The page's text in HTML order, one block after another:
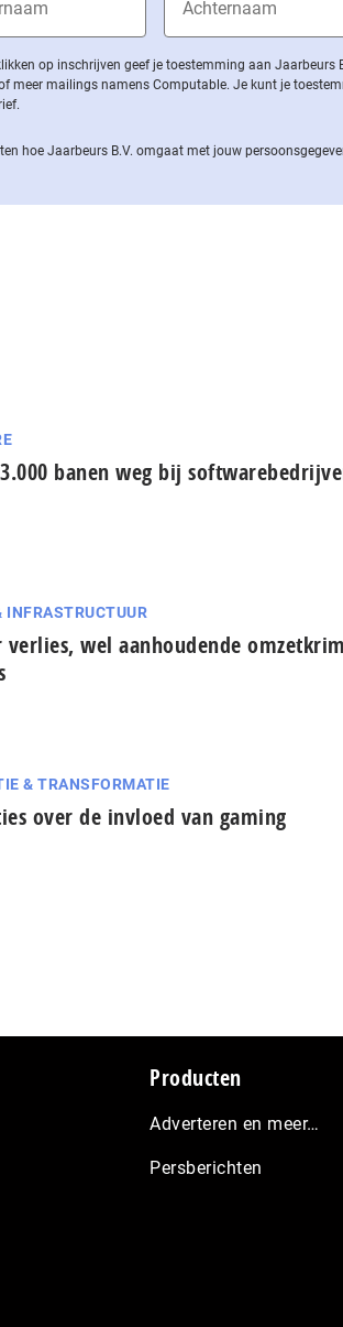
op inschrijven geef je toestemming aan Jaarbeurs
meer mailings namens Computable. Je kunt je
hoe Jaarbeurs B.V. omgaat met jouw
banen weg bij
INFRASTRUCTUUR
verlies, wel aanhoudende
& TRANSFORMATIE
over de invloed van gaming
Producten
Adverteren en meer…
Persberichten